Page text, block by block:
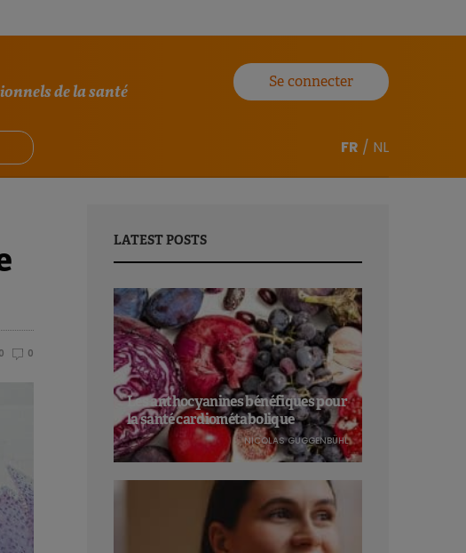
de la santé
Se connecter
FR / NL
0 0
LATEST POSTS
Les anthocyanines bénéfiques pour
la santé cardiométabolique
NICOLAS GUGGENBÜHL